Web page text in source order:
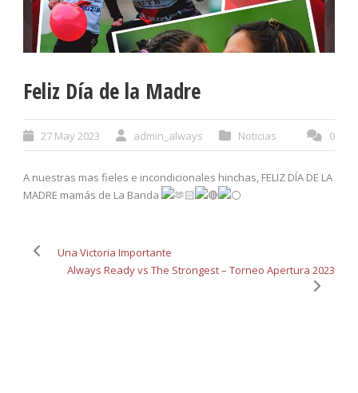
Feliz Día de la Madre
27 May 2023 admin_always Noticias 0
A nuestras mas fieles e incondicionales hinchas, FELIZ DÍA DE LA
MADRE mamás de La Banda
Una Victoria Importante
Always Ready vs The Strongest – Torneo Apertura 2023